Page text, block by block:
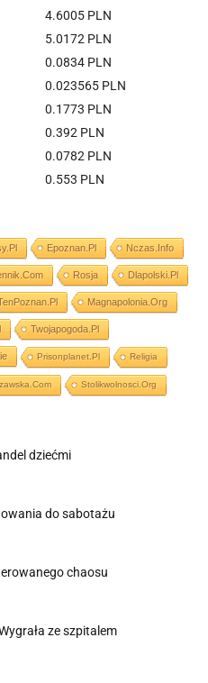
4.6005 PLN
5.0172 PLN
0.0834 PLN
0.023565 PLN
0.1773 PLN
0.392 PLN
0.0782 PLN
0.553 PLN
Epoznan.pl Nczas.info
Rosja Dlapolski.pl
Magnapolonia.org
Twojapogoda.pl
Prisonplanet.pl Religia
Stolikwolnosci.org
dziećmi
do sabotażu
chaosu
ze szpitalem